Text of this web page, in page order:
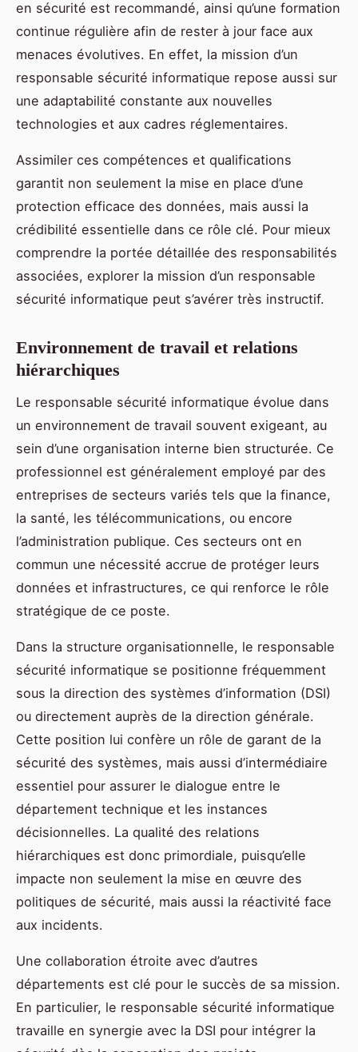
en sécurité est recommandé, ainsi qu’une formation
continue régulière afin de rester à jour face aux
menaces évolutives. En effet, la mission d’un
responsable sécurité informatique repose aussi sur
une adaptabilité constante aux nouvelles
technologies et aux cadres réglementaires.
Assimiler ces compétences et qualifications
garantit non seulement la mise en place d’une
protection efficace des données, mais aussi la
crédibilité essentielle dans ce rôle clé. Pour mieux
comprendre la portée détaillée des responsabilités
associées, explorer la mission d’un responsable
sécurité informatique peut s’avérer très instructif.
Environnement de travail et relations
hiérarchiques
Le responsable sécurité informatique évolue dans
un environnement de travail souvent exigeant, au
sein d’une organisation interne bien structurée. Ce
professionnel est généralement employé par des
entreprises de secteurs variés tels que la finance,
la santé, les télécommunications, ou encore
l’administration publique. Ces secteurs ont en
commun une nécessité accrue de protéger leurs
données et infrastructures, ce qui renforce le rôle
stratégique de ce poste.
Dans la structure organisationnelle, le responsable
sécurité informatique se positionne fréquemment
sous la direction des systèmes d’information (DSI)
ou directement auprès de la direction générale.
Cette position lui confère un rôle de garant de la
sécurité des systèmes, mais aussi d’intermédiaire
essentiel pour assurer le dialogue entre le
département technique et les instances
décisionnelles. La qualité des relations
hiérarchiques est donc primordiale, puisqu’elle
impacte non seulement la mise en œuvre des
politiques de sécurité, mais aussi la réactivité face
aux incidents.
Une collaboration étroite avec d’autres
départements est clé pour le succès de sa mission.
En particulier, le responsable sécurité informatique
travaille en synergie avec la DSI pour intégrer la